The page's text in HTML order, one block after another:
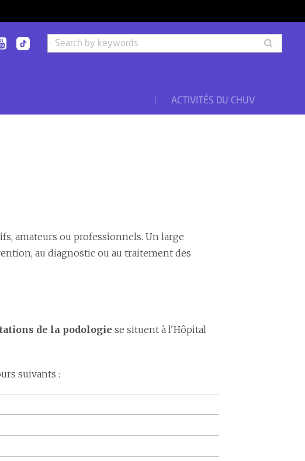
ACTIVITÉS DU CHUV
amateurs ou professionnels. Un large
au diagnostic ou au traitement des
de la podologie se situent à l'Hôpital
suivants :